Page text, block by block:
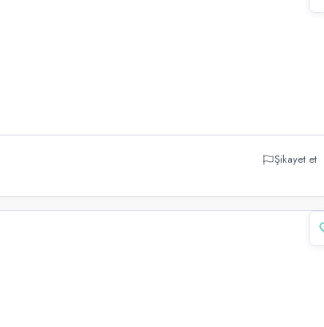
Şikayet et